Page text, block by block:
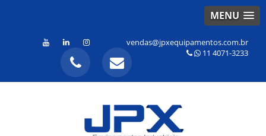
MENU
vendas@jpxequipamentos.com.br
11 4071-3233